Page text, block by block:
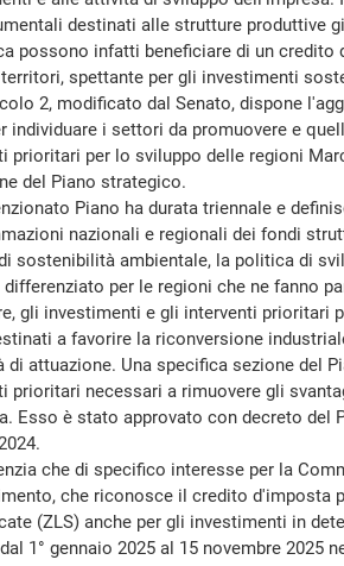
destinati alle strutture produttive
possono infatti beneficiare di un
spettante per gli investimenti
2, modificato dal Senato, dispone
individuare i settori da promuovere e
prioritari per lo sviluppo delle regioni
del Piano strategico.
Piano ha durata triennale e
nazionali e regionali dei fondi
sostenibilità ambientale, la politica di
per le regioni che ne fanno
gli investimenti e gli interventi prioritari
a favorire la riconversione
di attuazione. Una specifica sezione del
prioritari necessari a rimuovere gli
Esso è stato approvato con decreto del
che di specifico interesse per la
che riconosce il credito d'imposta
(ZLS) anche per gli investimenti in
1° gennaio 2025 al 15 novembre 2025